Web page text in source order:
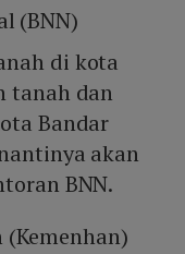
(BNN)
di kota
tanah dan
Bandar
akan
BNN.